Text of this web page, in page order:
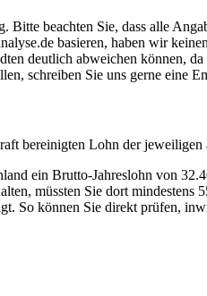
beachten Sie, dass alle
basieren, haben wir
deutlich abweichen können,
schreiben Sie uns gerne eine
bereinigten Lohn der jeweiligen
ein Brutto-Jahreslohn von
müssten Sie dort mindestens
So können Sie direkt prüfen,